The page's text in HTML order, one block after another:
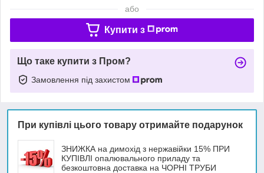
або
Купити з
Що таке купити з Пром?
Замовлення під захистом
При купівлі цього товару отримайте подарунок
ЗНИЖКА на димохід з нержавійки 15% ПРИ
КУПІВЛІ опалювального приладу та
безкоштовна доставка на ЧОРНІ ТРУБИ